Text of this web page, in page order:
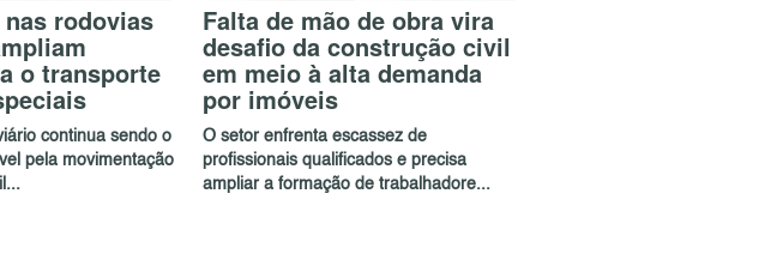
rodovias
o transporte
continua sendo o
pela movimentação
Falta de mão de obra vira
desafio da construção civil
em meio à alta demanda
por imóveis
O setor enfrenta escassez de
profissionais qualificados e precisa
ampliar a formação de trabalhadore...